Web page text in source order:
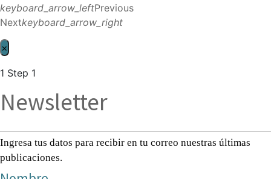
keyboard_arrow_leftPrevious
Nextkeyboard_arrow_right
×
1 Step 1
Newsletter
Ingresa tus datos para recibir en tu correo nuestras últimas
publicaciones.